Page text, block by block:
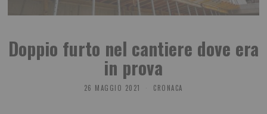
Doppio furto nel cantiere dove era
in prova
26 MAGGIO 2021 CRONACA